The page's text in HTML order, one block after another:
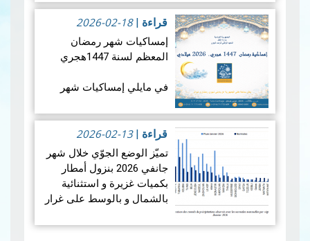
أنحاء البلاد، بمعدل بلغ +1.9
درجة مئوية. ويضع هذالمعدل
شهرجوان… قراءة المزيد
قراءة |
2026-02-18
إمساكيات شهر رمضان
المعظم لسنة 1447هجري
في مايلي إمساكيات شهر
هجري و شملت الإمساكيات
العديد من المدن التونسية
والمناطق المنعزلة جغرافيا.
قراءة |
2026-02-13
تميّز الوضع الجوّي خلال شهر
جانفي 2026 بنزول أمطار
بكميات غزيرة و استثنائية
بالشمال و بالوسط على غرار
جانفي 2026 مما أدى إلى